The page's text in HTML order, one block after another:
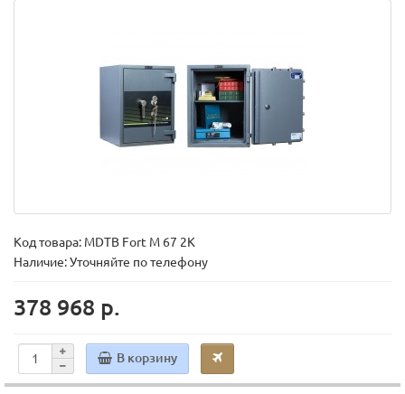
Код товара: MDTB Fort M 67 2K
Наличие: Уточняйте по телефону
378 968 р.
В корзину